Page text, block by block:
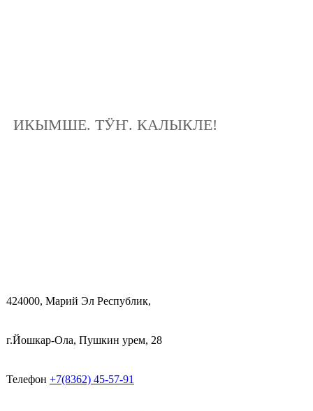
ИКЫМШЕ. ТӰҤ. КАЛЫКЛЕ!
424000, Марий Эл Республик,
г.Йошкар-Ола, Пушкин урем, 28
Телефон +7(8362) 45-57-91